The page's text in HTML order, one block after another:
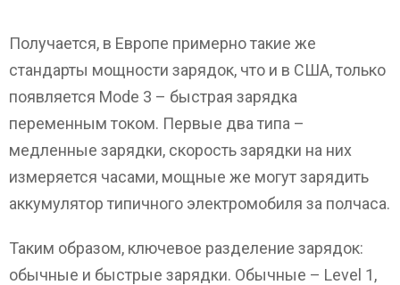
Получается, в Европе примерно такие же
стандарты мощности зарядок, что и в США, только
появляется Mode 3 – быстрая зарядка
переменным током. Первые два типа –
медленные зарядки, скорость зарядки на них
измеряется часами, мощные же могут зарядить
аккумулятор типичного электромобиля за полчаса.
Таким образом, ключевое разделение зарядок:
обычные и быстрые зарядки. Обычные – Level 1,